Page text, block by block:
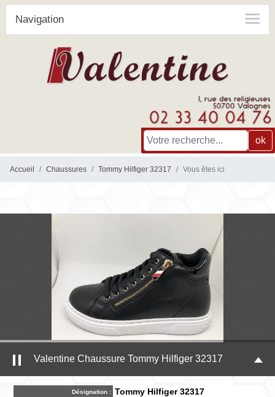
Navigation
ok
Accueil Chaussures Tommy Hilfiger 32317 Vous êtes ici
Valentine Chaussure Tommy Hilfiger 32317
Désignation : Tommy Hilfiger 32317